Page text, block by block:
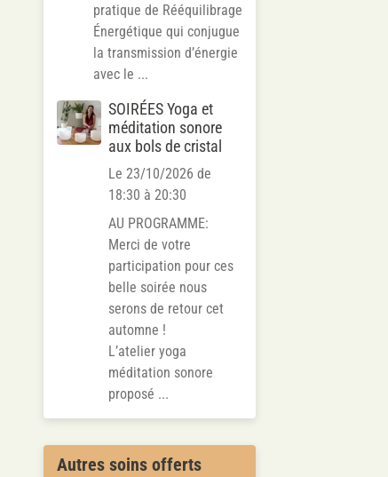
pratique de Rééquilibrage
Énergétique qui conjugue
la transmission d’énergie
avec le ...
SOIRÉES Yoga et
méditation sonore
aux bols de cristal
Le 23/10/2026 de
18:30 à 20:30
AU PROGRAMME:
Merci de votre
participation pour ces
belle soirée nous
serons de retour cet
automne !
L’atelier yoga
méditation sonore
proposé ...
Autres soins offerts